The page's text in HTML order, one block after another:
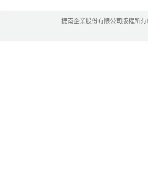
捷南企業股份有限公司版權所